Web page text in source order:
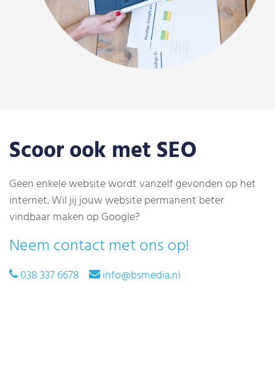
Scoor ook met SEO
Geen enkele website wordt vanzelf gevonden op het
internet. Wil jij jouw website permanent beter
vindbaar maken op Google?
Neem contact met ons op!
038 337 6678 info@bsmedia.nl